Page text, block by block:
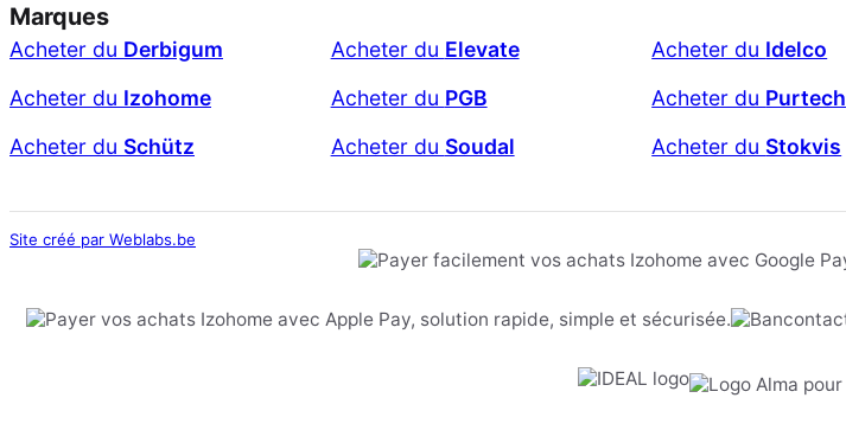
Marques
Acheter du Derbigum Acheter du Elevate Acheter du Idelco
Acheter du Izohome Acheter du PGB Acheter du Purtech
Acheter du Schütz Acheter du Soudal Acheter du Stokvis
Site créé par Weblabs.be